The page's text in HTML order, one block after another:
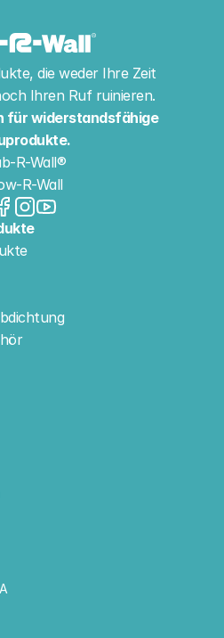
die weder Ihre Zeit
Ihren Ruf ruinieren.
für widerstandsfähige
R-Wall®
R-Wall